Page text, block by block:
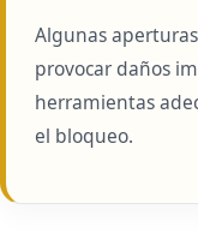
Algunas
provocar daños
herramientas
el bloqueo.